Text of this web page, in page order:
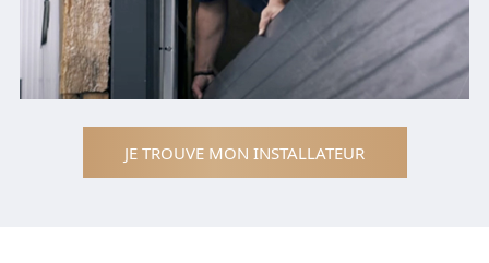
JE TROUVE MON INSTALLATEUR